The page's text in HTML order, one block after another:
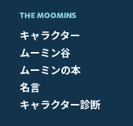
THE MOOMINS
キャラクター
ムーミン谷
ムーミンの本
名言
キャラクター診断